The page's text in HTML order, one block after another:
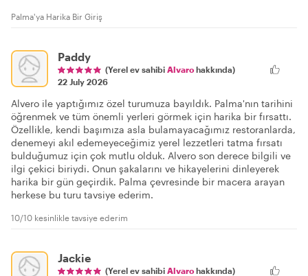
Palma'ya Harika Bir Giriş
Paddy
(Yerel ev sahibi Alvaro hakkında)
22 July 2026
Alvero ile yaptığımız özel turumuza bayıldık. Palma'nın tarihini
öğrenmek ve tüm önemli yerleri görmek için harika bir fırsattı.
Özellikle, kendi başımıza asla bulamayacağımız restoranlarda,
denemeyi akıl edemeyeceğimiz yerel lezzetleri tatma fırsatı
bulduğumuz için çok mutlu olduk. Alvero son derece bilgili ve
ilgi çekici biriydi. Onun şakalarını ve hikayelerini dinleyerek
harika bir gün geçirdik. Palma çevresinde bir macera arayan
herkese bu turu tavsiye ederim.
10/10 kesinlikle tavsiye ederim
Jackie
(Yerel ev sahibi Alvaro hakkında)